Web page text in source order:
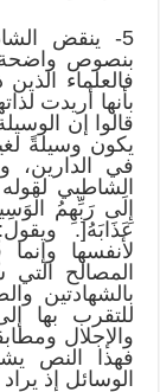
5- ينقض
بنصوص
فالعلماء
بأنها أريدت
قالوا إن
يكون وسيلةً
في
الشاطبي
إِلَى رَبِّهِمُ
عَذَابَهُ[.
لأنفسها
المصالح
بالشهادتين
للتقرب بها
والإجلال
فهذا النص
الوسائل إذ يراد